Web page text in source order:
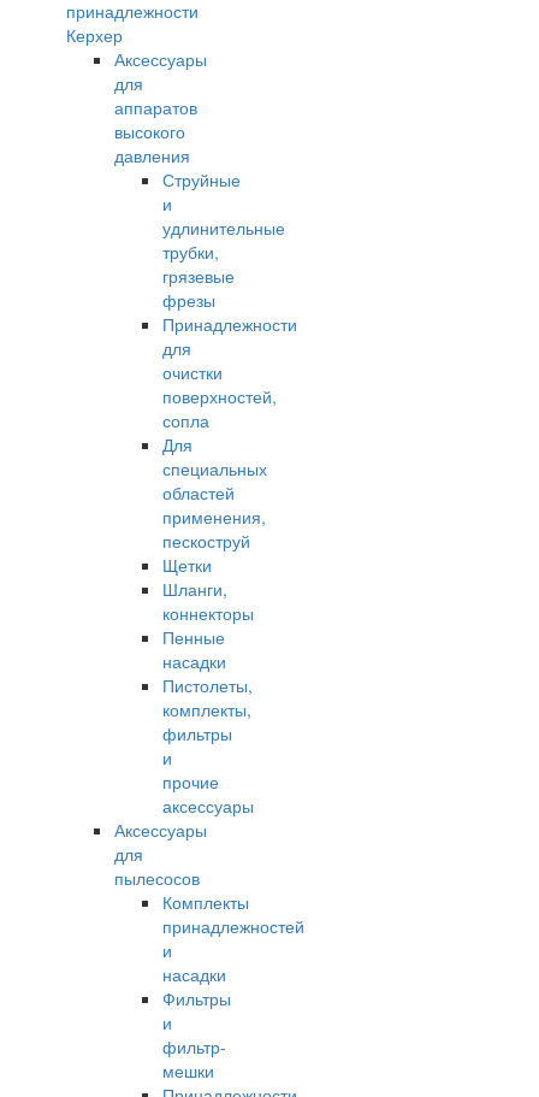
принадлежности
Керхер
Аксессуары
для
аппаратов
высокого
давления
Струйные
и
удлинительные
трубки,
грязевые
фрезы
Принадлежности
для
очистки
поверхностей,
сопла
Для
специальных
областей
применения,
пескоструй
Щетки
Шланги,
коннекторы
Пенные
насадки
Пистолеты,
комплекты,
фильтры
и
прочие
аксессуары
Аксессуары
для
пылесосов
Комплекты
принадлежностей
и
насадки
Фильтры
и
фильтр-
мешки